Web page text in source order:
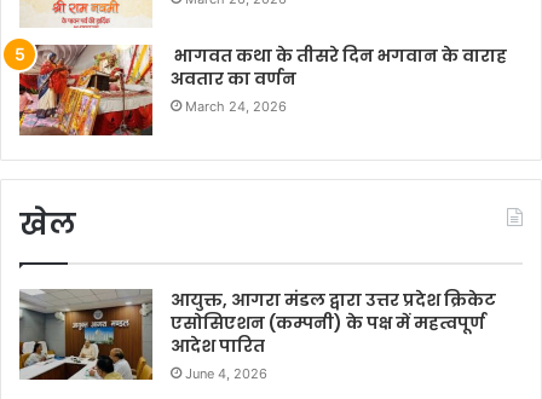
भागवत कथा के तीसरे दिन भगवान के वाराह
अवतार का वर्णन
March 24, 2026
खेल
आयुक्त, आगरा मंडल द्वारा उत्तर प्रदेश क्रिकेट
एसोसिएशन (कम्पनी) के पक्ष में महत्वपूर्ण
आदेश पारित
June 4, 2026